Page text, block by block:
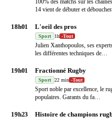
100% des matchs sur les
14 vient de débuter et
18h01 L'oeil des pros
Sport 1h -Tout
Julien Xanthopoulos, ses
les différentes techniques de…
19h01 Fractionné Rugby
Sport 22 min -Tout
Sport noble par excellence, le
populaires. Garants du fa…
19h23 Histoire de champions